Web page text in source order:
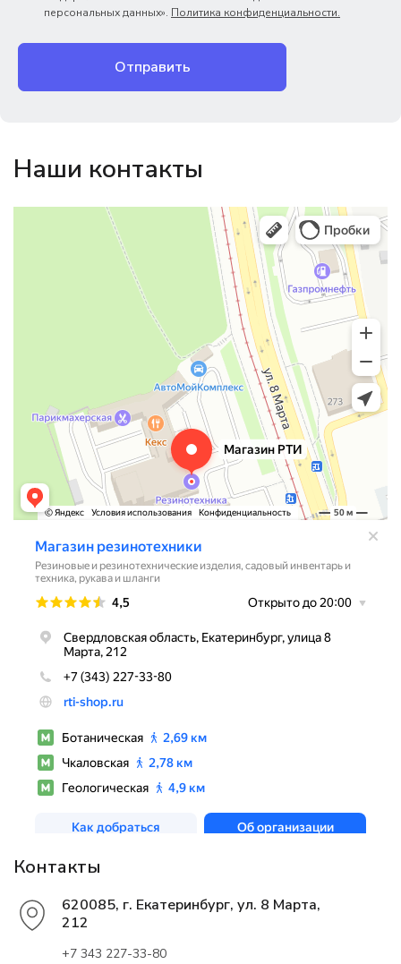
персональных данных». Политика конфиденциальности.
Отправить
Наши контакты
Магазин резинотехники
Резиновые и резинотехнические изделия в Екатеринбурге
Садовый инвентарь и техника в Екатеринбурге
Контакты
620085, г. Екатеринбург, ул. 8 Марта,
212
+7 343 227-33-80